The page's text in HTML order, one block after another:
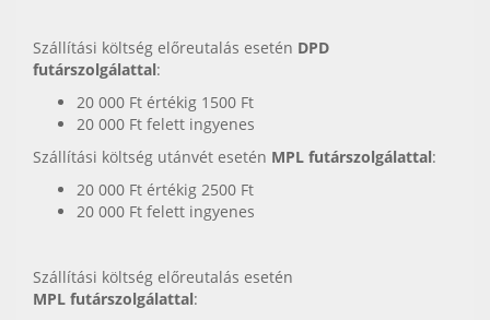
Szállítási költség előreutalás esetén DPD
futárszolgálattal:
20 000 Ft értékig 1500 Ft
20 000 Ft felett ingyenes
Szállítási költség utánvét esetén MPL futárszolgálattal:
20 000 Ft értékig 2500 Ft
20 000 Ft felett ingyenes
Szállítási költség előreutalás esetén
MPL futárszolgálattal: